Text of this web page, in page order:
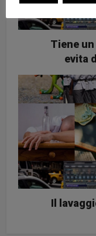
Tiene
evita
Il